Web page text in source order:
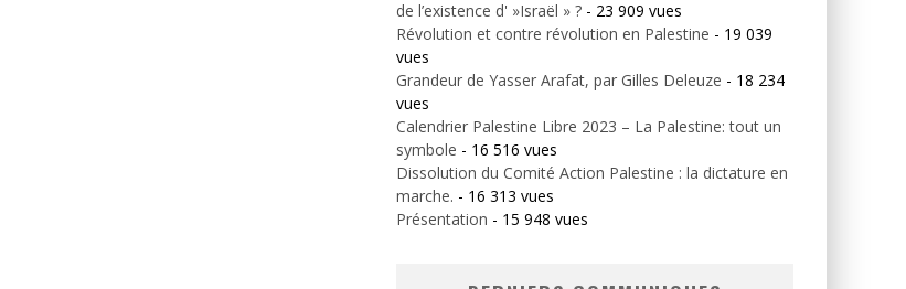
de l’existence d' »Israël » ? - 23 909 vues
Révolution et contre révolution en Palestine - 19 039
vues
Grandeur de Yasser Arafat, par Gilles Deleuze - 18 234
vues
Calendrier Palestine Libre 2023 – La Palestine: tout un
symbole - 16 516 vues
Dissolution du Comité Action Palestine : la dictature en
marche. - 16 313 vues
Présentation - 15 948 vues